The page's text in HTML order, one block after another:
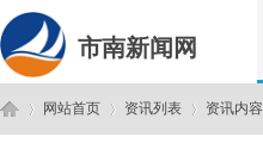
市南新闻网
网站首页 资讯列表 资讯内容